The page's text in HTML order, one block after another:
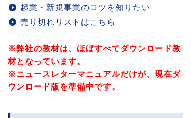
起業・新規事業のコツを知りたい
売り切れリストはこちら
※弊社の教材は、ほぼすべてダウンロード教
材となっています。
※ニュースレターマニュアルだけが、現在ダ
ウンロード版を準備中です。